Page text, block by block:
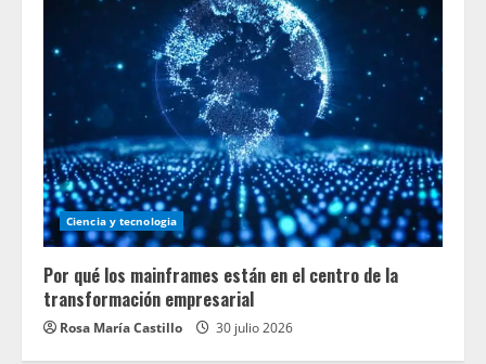
Ciencia y tecnologia
Por qué los mainframes están en el centro de la
transformación empresarial
Rosa María Castillo 30 julio 2026